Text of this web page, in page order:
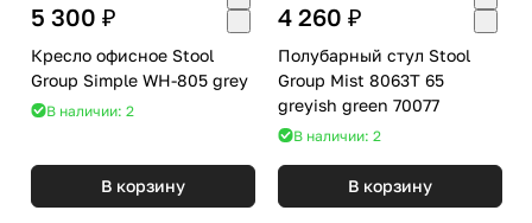
5 300 ₽
Кресло офисное Stool
Group Simple WH-805 grey
В наличии: 2
В корзину
4 260 ₽
Полубарный стул Stool
Group Mist 8063T 65
greyish green 70077
В наличии: 2
В корзину